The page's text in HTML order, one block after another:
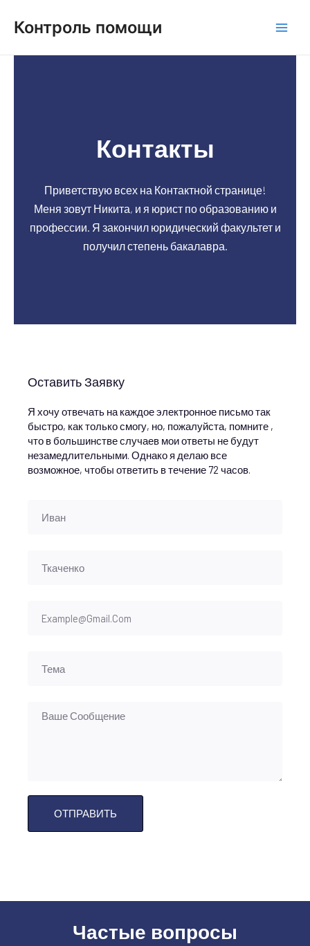
Контроль помощи
Контакты
Приветствую всех на Контактной странице!
Меня зовут Никита, и я юрист по образованию и
профессии. Я закончил юридический факультет и
получил степень бакалавра.
Оставить Заявку
Я хочу отвечать на каждое электронное письмо так
быстро, как только смогу, но, пожалуйста, помните ,
что в большинстве случаев мои ответы не будут
незамедлительными. Однако я делаю все
возможное, чтобы ответить в течение 72 часов.
ОТПРАВИТЬ
Частые вопросы